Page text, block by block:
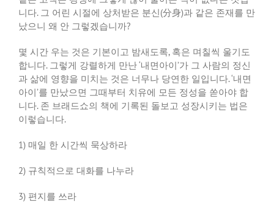
니다. 그 어린 시절에 상처받은 분신(分身)과 같은 존재를 만
났으니 왜 안 그렇겠습니까?
몇 시간 우는 것은 기본이고 밤새도록, 혹은 며칠씩 울기도
합니다. 그렇게 강렬하게 만난‘내면아이’가 그 사람의 정신
과 삶에 영향을 미치는 것은 너무나 당연한 일입니다. ‘내면
아이’를 만났으면 그때부터 치유에 모든 정성을 쏟아야 합
니다. 존 브래드쇼의 책에 기록된 돌보고 성장시키는 법은
이렇습니다.
1) 매일 한 시간씩 묵상하라
2) 규칙적으로 대화를 나누라
3) 편지를 쓰라